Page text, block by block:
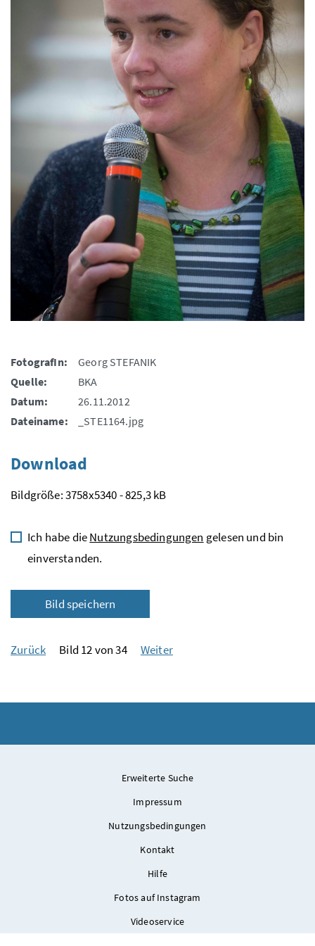
FotografIn:
Georg STEFANIK
Quelle:
BKA
Datum:
26.11.2012
Dateiname:
_STE1164.jpg
Download
Bildgröße: 3758x5340 - 825,3 kB
Ich habe dieNutzungsbedingungen gelesen und bin
einverstanden.
Bild speichern
Zurück Bild 12 von 34 Weiter
Erweiterte Suche
Impressum
Nutzungsbedingungen
Kontakt
Hilfe
Fotos auf Instagram
Videoservice